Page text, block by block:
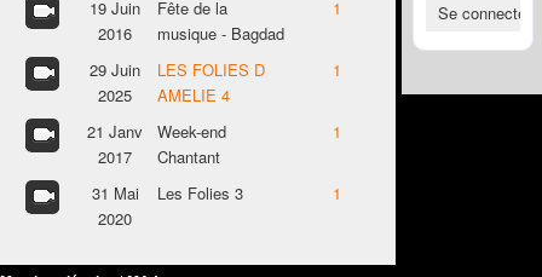
19 Juin
2016
Fête de la
musique - Bagdad
1
29 Juin
2025
LES FOLIES D
AMELIE 4
1
21 Janv
2017
Week-end
Chantant
1
31 Mai
2020
Les Folies 3 1